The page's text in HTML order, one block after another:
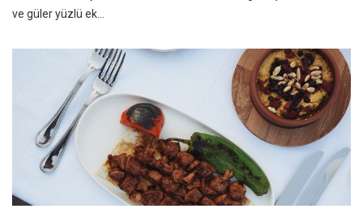
ve güler yüzlü ek...